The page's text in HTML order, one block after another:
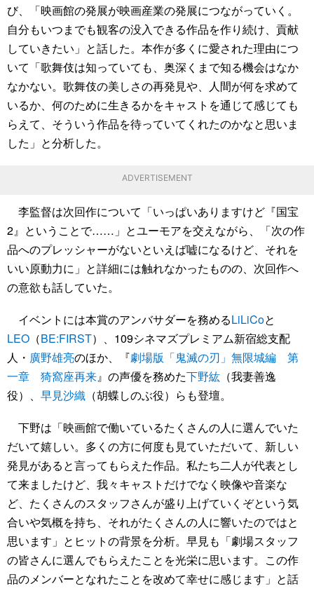
び、「映画館の発展が映画産業の発展につながっていく。
自分もいつまでも観客の没入できる作品を作り続け、貢献
していきたい」と話した。本作が多くに愛された理由につ
いて「歌舞伎は知っていても、奥深くまで知る機会はなか
なかない。歌舞伎の美しさの再発見や、人間が何を求めて
いるか、何のために生きるかをキャストを通じて感じても
らえて、そういう作品を待っていてくれたのかなと思いま
した」と分析した。
ADVERTISEMENT
李監督は次回作について「いっぱいありますけど『国宝
2』ということで……」とユーモアを交えながら、「次の作
品へのプレッシャーがないといえば嘘になるけど、それを
いい原動力に」と詳細には触れなかったものの、次回作へ
の意欲も話していた。
イベントには本賞のアンバサダーを務めるLiLiCoと
LEO （BE:FIRST）、109シネマズプレミアム新宿総支配
人・ 廣野雄亮のほか、『劇場版「鬼滅の刃」無限城編 第
一章 猗窩座再来』の声優を務めた下野紘 （我妻善逸
役）、 早見沙織 （胡蝶しのぶ役）らも登壇。
下野は「映画館で働いているたくさんの人に選んでいた
だいて嬉しい。多くの方に何度も見ていただいて、新しい
発見があると言ってもらえた作品。私たち二人が代表とし
て来ましたけど、我々キャストだけでなく映像や音楽な
ど、たくさんのスタッフさんが盛り上げていくぞという気
合いや気概を持ち、それがたくさんの人に響いたのではと
思います」とヒットの背景を分析。早見も「劇場スタッフ
の皆さんに選んでもらえたことを光栄に思います。この作
品のメンバーとなれたことを改めて幸せに感じます」と話